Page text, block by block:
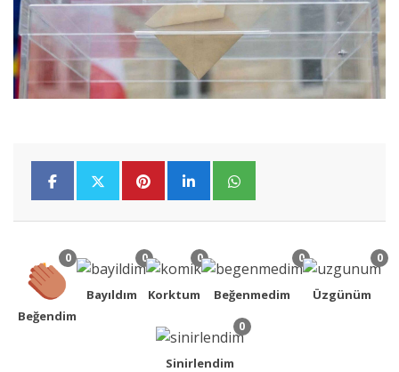
0
Beğendim
0
Bayıldım
0
Korktum
0
Beğenmedim
0
Üzgünüm
0
Sinirlendim